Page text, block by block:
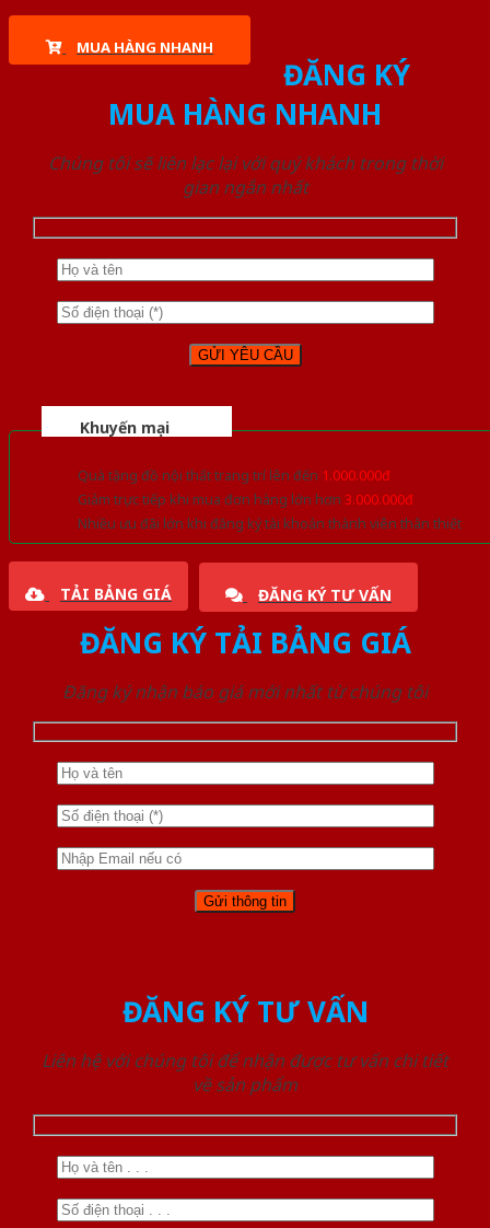
MUA HÀNG NHANH
ĐĂNG KÝ
MUA HÀNG NHANH
Chúng tôi sẽ liên lạc lại với quý khách trong thời
gian ngắn nhất
Khuyến mại
Quà tặng đồ nội thất trang trí lên đến 1.000.000đ
Giảm trực tiếp khi mua đơn hàng lớn hơn 3.000.000đ
Nhiều ưu đãi lớn khi đăng ký tài khoản thành viên thân thiết
TẢI BẢNG GIÁ ĐĂNG KÝ TƯ VẤN
ĐĂNG KÝ TẢI BẢNG GIÁ
Đăng ký nhận báo giá mới nhất từ chúng tôi
ĐĂNG KÝ TƯ VẤN
Liên hệ với chúng tôi để nhận được tư vấn chi tiết
về sản phẩm